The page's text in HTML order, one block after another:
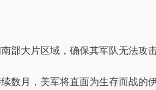
大片区域，确保其军队无法攻击
月，美军将直面为生存而战的伊